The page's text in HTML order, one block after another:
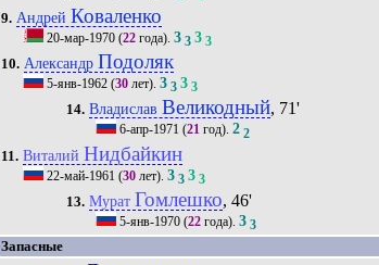
9. Андрей Коваленко
20-мар-1970 (22 года).3 3 3 3
10. Александр Подоляк
5-янв-1962 (30 лет).3 3 3 3
14. ВладиславВеликодный, 71'
6-апр-1971 (21год). 2 2
11. Виталий Нидбайкин
22-май-1961 (30 лет).3 3 3 3
13. Мурат Гомлешко, 46'
5-янв-1970(22года). 3 3
Запасные